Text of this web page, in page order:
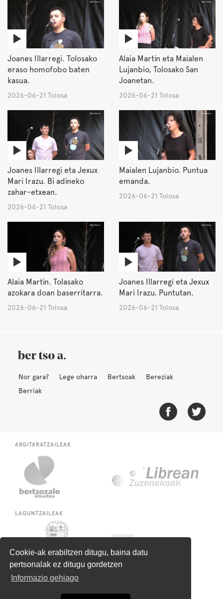
Cookie-ak erabiltzen ditugu, baina datu
pertsonalak ez ditugu gordetzen
Informazio gehiago
Joanes Illarregi. Tolosako
eraso homofobo baten
kasua.
2026-06-21 Tolosa
Alaia Martin eta Maialen
Lujanbio, Tolosako San
Joanetan.
2026-06-21 Tolosa
Joanes Illarregi eta Jexux
Mari Irazu. Bi adineko
zahar-etxean.
2026-06-21 Tolosa
Maialen Lujanbio. Puntua
emanda.
2026-06-21 Tolosa
Alaia Martin. Tolasako
azokara doan baserritarra.
2026-06-21 Tolosa
Joanes Illarregi eta Jexux
Mari Irazu. Puntutan.
2026-06-21 Tolosa
Nor gara? Lege oharra Bertsoak
Bereziak
Berriak
ARGITARATZAILEAK
LAGUNTZAILEAK